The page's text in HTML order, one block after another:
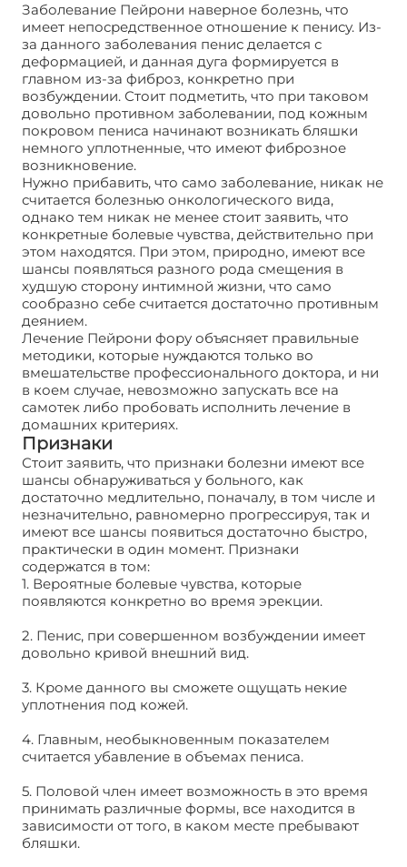
Заболевание Пейрони наверное болезнь, что
имеет непосредственное отношение к пенису. Из-
за данного заболевания пенис делается с
деформацией, и данная дуга формируется в
главном из-за фиброз, конкретно при
возбуждении. Стоит подметить, что при таковом
довольно противном заболевании, под кожным
покровом пениса начинают возникать бляшки
немного уплотненные, что имеют фиброзное
возникновение.
Нужно прибавить, что само заболевание, никак не
считается болезнью онкологического вида,
однако тем никак не менее стоит заявить, что
конкретные болевые чувства, действительно при
этом находятся. При этом, природно, имеют все
шансы появляться разного рода смещения в
худшую сторону интимной жизни, что само
сообразно себе считается достаточно противным
деянием.
Лечение Пейрони фору объясняет правильные
методики, которые нуждаются только во
вмешательстве профессионального доктора, и ни
в коем случае, невозможно запускать все на
самотек либо пробовать исполнить лечение в
домашних критериях.
Признаки
Стоит заявить, что признаки болезни имеют все
шансы обнаруживаться у больного, как
достаточно медлительно, поначалу, в том числе и
незначительно, равномерно прогрессируя, так и
имеют все шансы появиться достаточно быстро,
практически в один момент. Признаки
содержатся в том:
1. Вероятные болевые чувства, которые
появляются конкретно во время эрекции.
2. Пенис, при совершенном возбуждении имеет
довольно кривой внешний вид.
3. Кроме данного вы сможете ощущать некие
уплотнения под кожей.
4. Главным, необыкновенным показателем
считается убавление в объемах пениса.
5. Половой член имеет возможность в это время
принимать различные формы, все находится в
зависимости от того, в каком месте пребывают
бляшки.